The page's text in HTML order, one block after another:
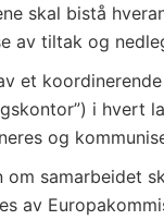
skal bistå
av tiltak og
et
i hvert
og
om samarbeidet
av